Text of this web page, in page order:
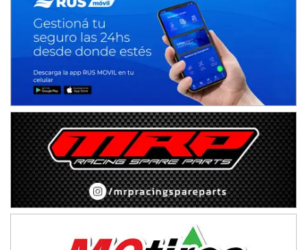
CSK - F7
Juventud Unida (Tierra)
Humboldt (Santa Fe)
NORESTE SANTAFESINO - F6
Ciudad de Avellaneda (Asfalto)
Avellaneda (Santa Fe)
SUR SANTAFESINO - F4
José Samuel Sánchez (Tierra)
Rufino (Santa Fe)
TUCUMANO - F5
Juan Navarro (Asfalto)
El Timbó (Tucumán)